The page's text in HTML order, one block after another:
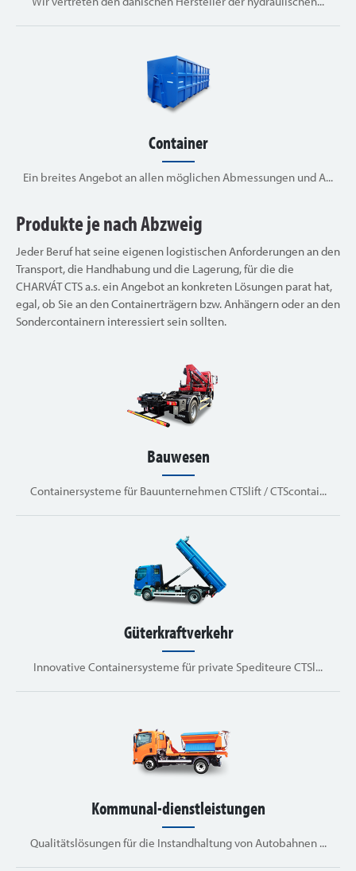
Container
Ein breites Angebot an allen möglichen Abmessungen und A...
Produkte je nach Abzweig
Jeder Beruf hat seine eigenen logistischen Anforderungen an den
Transport, die Handhabung und die Lagerung, für die die
CHARVÁT CTS a.s. ein Angebot an konkreten Lösungen parat hat,
egal, ob Sie an den Containerträgern bzw. Anhängern oder an den
Sondercontainern interessiert sein sollten.
Bauwesen
Containersysteme für Bauunternehmen CTSlift / CTScontai...
Güterkraftverkehr
Innovative Containersysteme für private Spediteure CTSl...
Kommunal-dienstleistungen
Qualitätslösungen für die Instandhaltung von Autobahnen ...